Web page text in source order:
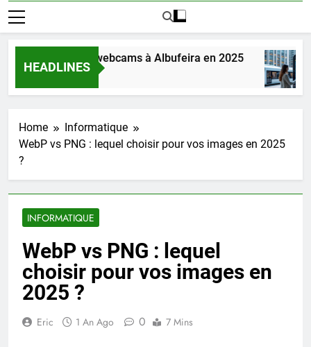
HEADLINES
magie des webcams à Albufeira en 2025
Home
Informatique
WebP vs PNG : lequel choisir pour vos images en 2025
?
INFORMATIQUE
WebP vs PNG : lequel
choisir pour vos images en
2025 ?
Eric 1 An Ago 0 7 Mins